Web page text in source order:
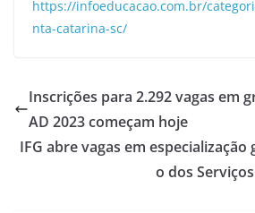
https://infoeducacao.com.br/
nta-catarina-sc/
Inscrições para 2.292 vagas em
AD 2023 começam hoje
IFG abre vagas em
o dos